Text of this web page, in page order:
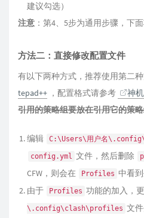
建议勾选）
注意 ：第4、5步为通用步骤，下面
方法二：直接修改配置文件
有以下两种方式，推荐使用第二
tepad++ ，配置格式请参考 神
引用的策略组要放在引用它的策
编辑 C:\Users\用户名
config.yml 文件，然后删除
CFW，则会在
Profiles 中看
由于
Profiles 功能的加入，
\.config\clash\profiles 文